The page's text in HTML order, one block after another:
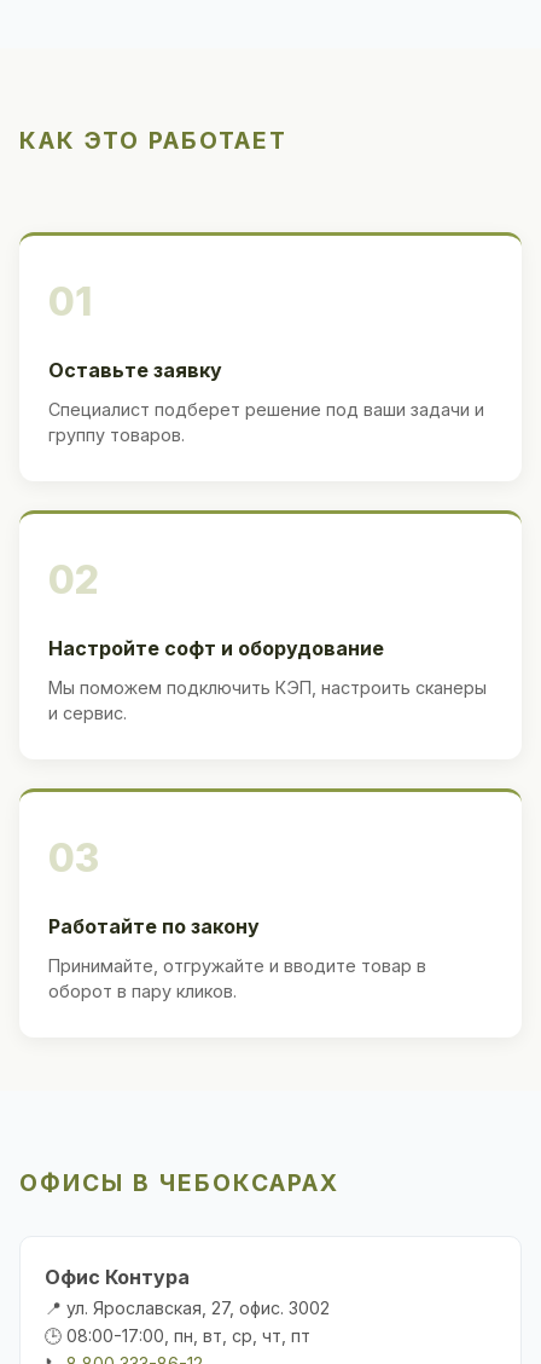
КАК ЭТО РАБОТАЕТ
01
Оставьте заявку
Специалист подберет решение под ваши задачи и
группу товаров.
02
Настройте софт и оборудование
Мы поможем подключить КЭП, настроить сканеры
и сервис.
03
Работайте по закону
Принимайте, отгружайте и вводите товар в
оборот в пару кликов.
ОФИСЫ В ЧЕБОКСАРАХ
Офис Контура
📍 ул. Ярославская, 27, офис. 3002
🕒 08:00-17:00, пн, вт, ср, чт, пт